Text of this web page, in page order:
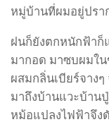
หมู่บ้านที่ผมอยู่ปร
ฝนก็ยังตกหนักฟ้าก็
มากอด มาซบผมใ
ผสมกลิ่นเบียร์จาง
มาถึงบ้านแวะบ้าน
หม้อแปลงไฟฟ้าจึง